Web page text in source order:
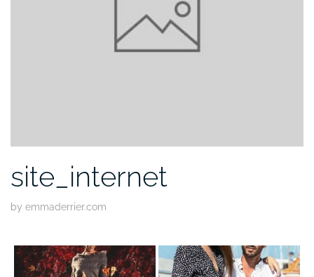
site_internet
by emmaderrier.com